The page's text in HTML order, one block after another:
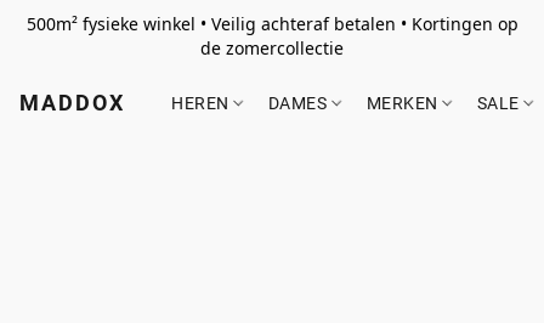
500m² fysieke winkel • Veilig achteraf betalen • Kortingen op
de zomercollectie
MADDOX HEREN DAMES MERKEN SALE